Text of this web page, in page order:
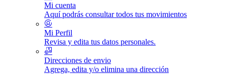
Mi cuenta
Aquí podrás consultar todos tus movimientos
Mi Perfil
Revisa y edita tus datos personales.
Direcciones de envio
Agrega, edita y/o elimina una dirección